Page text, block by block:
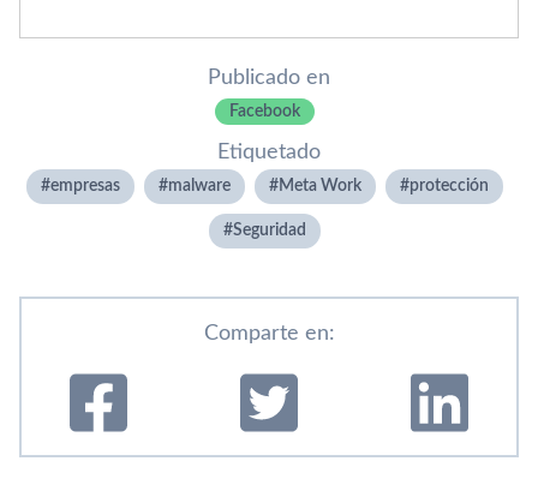
Publicado en
Facebook
Etiquetado
empresas malware Meta Work protección
Seguridad
Comparte en: